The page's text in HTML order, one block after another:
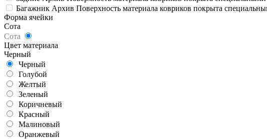
Багажник Архив Поверхность материала ковриков покрыта
Форма ячейки
Сота
Сота
Цвет материала
Черный
Черный
Голубой
Желтый
Зеленый
Коричневый
Красный
Малиновый
Оранжевый